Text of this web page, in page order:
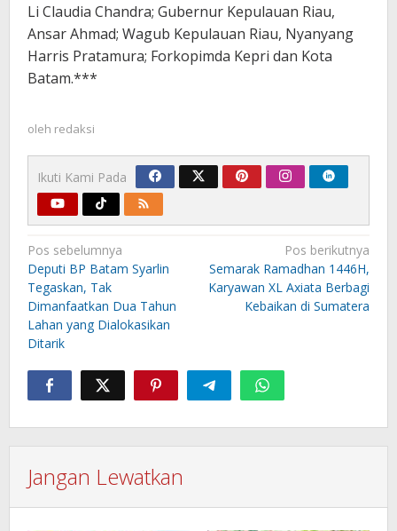
Li Claudia Chandra; Gubernur Kepulauan Riau,
Ansar Ahmad; Wagub Kepulauan Riau, Nyanyang
Harris Pratamura; Forkopimda Kepri dan Kota
Batam.***
oleh redaksi
Ikuti Kami Pada
Navigasi
pos
Pos sebelumnya
Deputi BP Batam Syarlin
Tegaskan, Tak
Dimanfaatkan Dua Tahun
Lahan yang Dialokasikan
Ditarik
Pos berikutnya
Semarak Ramadhan 1446H,
Karyawan XL Axiata Berbagi
Kebaikan di Sumatera
Jangan Lewatkan